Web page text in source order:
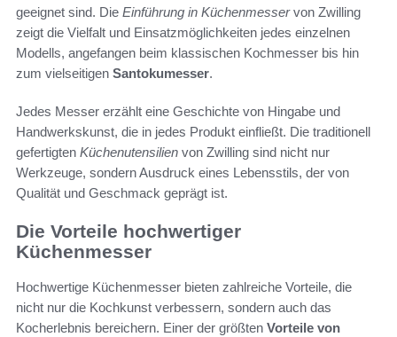
geeignet sind. Die Einführung in Küchenmesservon Zwilling
zeigt die Vielfalt und Einsatzmöglichkeiten jedes einzelnen
Modells, angefangen beim klassischen Kochmesser bis hin
zum vielseitigen Santokumesser.
Jedes Messer erzählt eine Geschichte von Hingabe und
Handwerkskunst, die in jedes Produkt einfließt. Die traditionell
gefertigten Küchenutensilien von Zwilling sind nicht nur
Werkzeuge, sondern Ausdruck eines Lebensstils, der von
Qualität und Geschmack geprägt ist.
Die Vorteile hochwertiger
Küchenmesser
Hochwertige Küchenmesser bieten zahlreiche Vorteile, die
nicht nur die Kochkunst verbessern, sondern auch das
Kocherlebnis bereichern. Einer der größten Vorteile von